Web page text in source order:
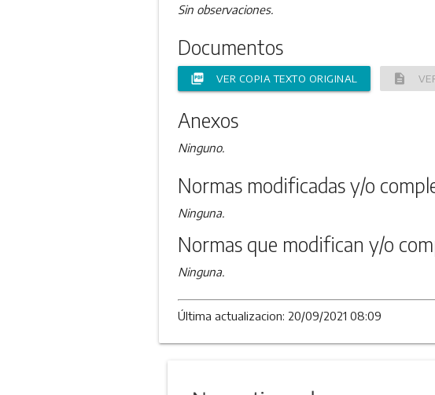
Sin observaciones.
Documentos
picture_as_pdf VER COPIA TEXTO ORIGINAL description
Anexos
Ninguno.
Normas modificadas y/o
Ninguna.
Normas que modifican y/o
Ninguna.
Última actualizacion: 20/09/2021 08:09